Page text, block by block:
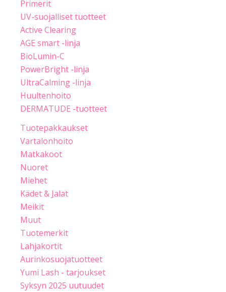
Primerit
UV-suojalliset tuotteet
Active Clearing
AGE smart -linja
BioLumin-C
PowerBright -linja
UltraCalming -linja
Huultenhoito
DERMATUDE -tuotteet
Tuotepakkaukset
Vartalonhoito
Matkakoot
Nuoret
Miehet
Kädet & Jalat
Meikit
Muut
Tuotemerkit
Lahjakortit
Aurinkosuojatuotteet
Yumi Lash - tarjoukset
Syksyn 2025 uutuudet